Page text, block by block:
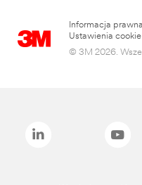
Informacja prawna
Ustawienia cookie
© 3M 2026.